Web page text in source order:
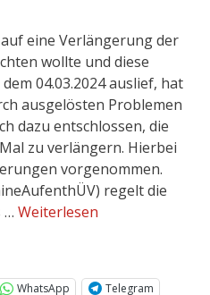
eine Verlängerung der
wollte und diese
04.03.2024 auslief, hat
ausgelösten Problemen
dazu entschlossen, die
zu verlängern. Hierbei
vorgenommen.
regelt die
… Weiterlesen
WhatsApp
Telegram